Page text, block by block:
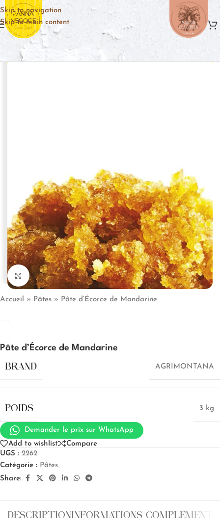
Skip to navigation
Skip to main content
Click to enlarge
Accueil » Pâtes » Pâte d’Écorce de Mandarine
Pâte d’Écorce de Mandarine
BRAND AGRIMONTANA
POIDS 3 kg
Demander le prix sur WhatsApp
Add to wishlist
Compare
UGS : 2262
Catégorie : Pâtes
Share:
DESCRIPTIONINFORMATIONS